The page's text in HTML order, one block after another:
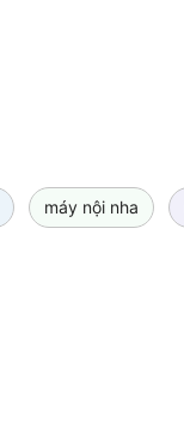
máy nội nha